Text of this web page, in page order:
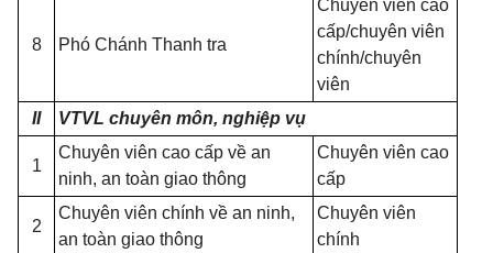
8 Phó Chánh Thanh tra
Chuyên viên cao
cấp/chuyên viên
chính/chuyên
viên
II
VTVL chuyên môn, nghiệp vụ
1
Chuyên viên cao cấp về an
ninh, an toàn giao thông
Chuyên viên cao
cấp
2
Chuyên viên chính về an ninh,
an toàn giao thông
Chuyên viên
chính